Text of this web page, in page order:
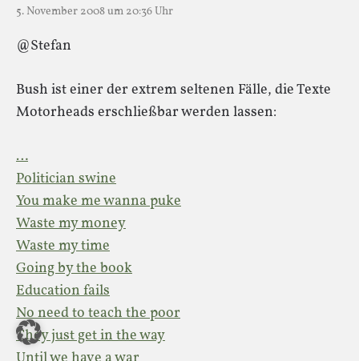
5. November 2008 um 20:36 Uhr
@Stefan
Bush ist einer der extrem seltenen Fälle, die Texte
Motorheads erschließbar werden lassen:
…
Politician swine
You make me wanna puke
Waste my money
Waste my time
Going by the book
Education fails
No need to teach the poor
They just get in the way